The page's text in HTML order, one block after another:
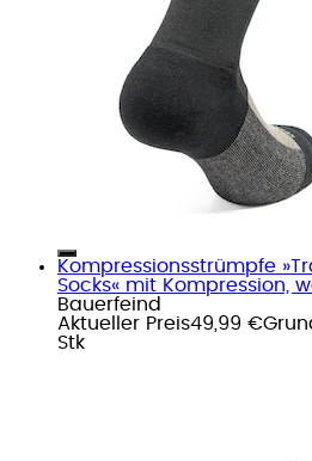
Kompressionsstrümpfe
Socks« mit Kompression,
Bauerfeind
Aktueller Preis49,99 €
Stk